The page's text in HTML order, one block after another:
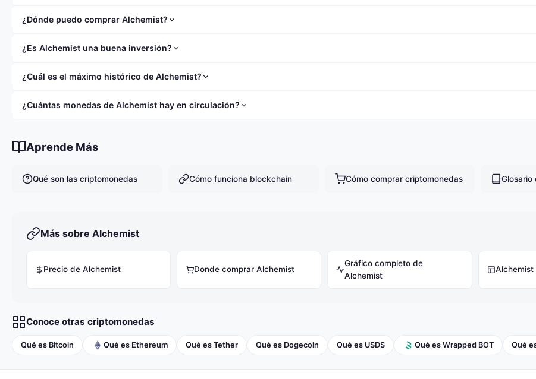
¿Dónde puedo comprar Alchemist?
¿Es Alchemist una buena inversión?
investigar a fondo antes de invertir y nunca invertir más de lo que puedas permitirte perder.
¿Cuál es el máximo histórico de Alchemist?
¿Cuántas monedas de Alchemist hay en circulación?
Aprende Más
Qué son las criptomonedas Cómo funciona blockchain Cómo comprar criptomonedas Glosario
Más sobre Alchemist
Precio de Alchemist Donde comprar Alchemist
Gráfico completo de
Alchemist
Alchemist
Conoce otras criptomonedas
Qué es Bitcoin Qué es Ethereum Qué es Tether Qué es Dogecoin Qué es USDS Qué es Wrapped BOT Qué